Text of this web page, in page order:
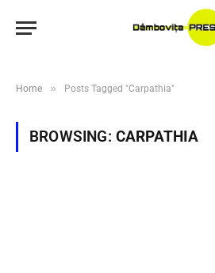
Home » Posts Tagged "Carpathia"
BROWSING: CARPATHIA